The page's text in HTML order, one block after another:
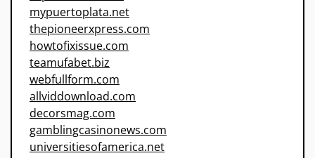
mypuertoplata.net
thepioneerxpress.com
howtofixissue.com
teamufabet.biz
webfullform.com
allviddownload.com
decorsmag.com
gamblingcasinonews.com
universitiesofamerica.net